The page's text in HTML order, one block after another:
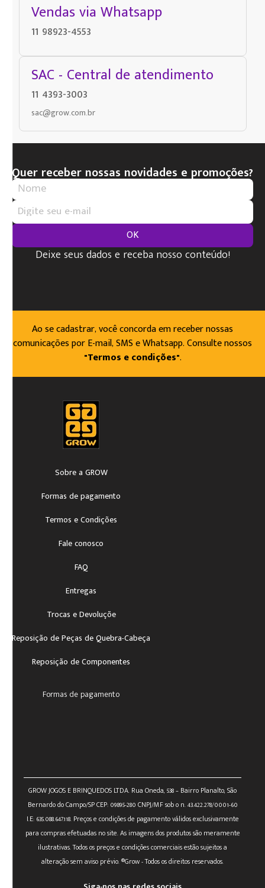
Vendas via Whatsapp
11 98923-4553
SAC - Central de atendimento
11 4393-3003
sac@grow.com.br
Quer receber nossas novidades e promoções?
OK
Deixe seus dados e receba nosso conteúdo!
Ao se cadastrar, você concorda em receber nossas
comunicações por E-mail, SMS e Whatsapp. Consulte nossos
"Termos e condições".
Sobre a GROW
Formas de pagamento
Termos e Condições
Fale conosco
FAQ
Entregas
Trocas e Devoluçõe
Reposição de Peças de Quebra-Cabeça
Reposição de Componentes
Formas de pagamento
GROW JOGOS E BRINQUEDOS LTDA. Rua Oneda, 538 – Bairro Planalto, São
Bernardo do Campo/SP CEP: 09895-280 CNPJ/MF sob o n. 43.422.278/0001-60
I.E: 635.088.647.118. Preços e condições de pagamento válidos exclusivamente
para compras efetuadas no site. As imagens dos produtos são meramente
ilustrativas. Todos os preços e condições comerciais estão sujeitos a
alteração sem aviso prévio. ®Grow - Todos os direitos reservados.